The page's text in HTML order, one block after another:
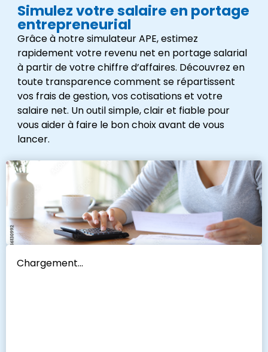
Simulez votre salaire en portage
entrepreneurial
Grâce à notre simulateur APE, estimez
rapidement votre revenu net en portage salarial
à partir de votre chiffre d’affaires. Découvrez en
toute transparence comment se répartissent
vos frais de gestion, vos cotisations et votre
salaire net. Un outil simple, clair et fiable pour
vous aider à faire le bon choix avant de vous
lancer.